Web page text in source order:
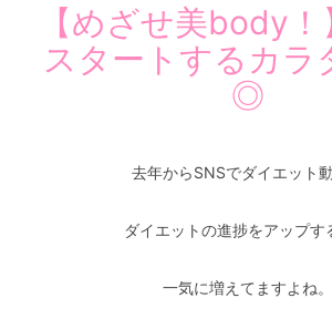
【めざせ美body！
スタートするカラ
◎
去年からSNSでダイエット
ダイエットの進捗をアップす
一気に増えてますよね。